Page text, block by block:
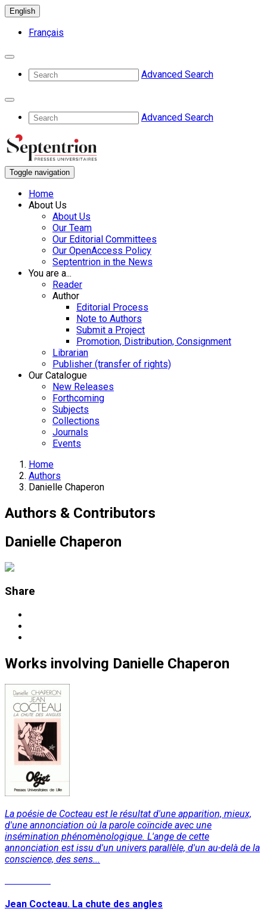
English
Français
Advanced Search
Advanced Search
Toggle navigation
Home
About Us
About Us
Our Team
Our Editorial Committees
Our OpenAccess Policy
Septentrion in the News
You are a...
Reader
Author
Editorial Process
Note to Authors
Submit a Project
Promotion, Distribution, Consignment
Librarian
Publisher (transfer of rights)
Our Catalogue
New Releases
Forthcoming
Subjects
Collections
Journals
Events
Home
Authors
Danielle Chaperon
Authors & Contributors
Danielle Chaperon
Share
Works involving Danielle Chaperon
La poésie de Cocteau est le résultat d'une apparition, mieux,
d'une annonciation où la parole coïncide avec une
insémination phénomènologique. L'ange de cette
annonciation est issu d'un univers parallèle, d'un au-delà de la
conscience, des sens...
Jean Cocteau. La chute des angles